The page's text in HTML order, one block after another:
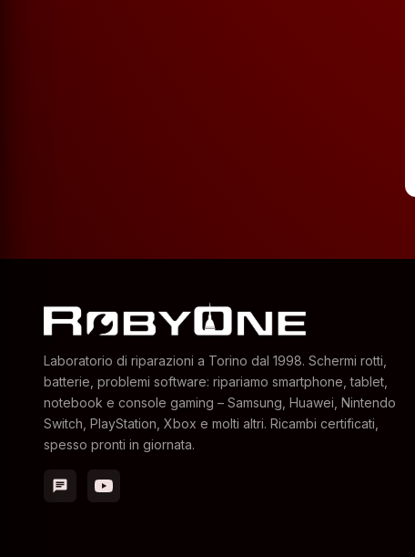
Laboratorio di riparazioni a Torino dal 1998. Schermi rotti,
batterie, problemi software: ripariamo smartphone, tablet,
notebook e console gaming – Samsung, Huawei, Nintendo
Switch, PlayStation, Xbox e molti altri. Ricambi certificati,
spesso pronti in giornata.
chat